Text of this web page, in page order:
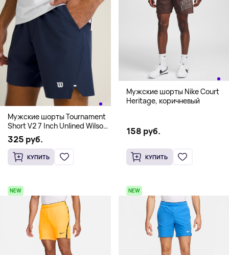
Мужские шорты Tournament
Short V2 7 Inch Unlined Wilson,
синий
325 руб.
КУПИТЬ
Мужские шорты Nike Court
Heritage, коричневый
158 руб.
КУПИТЬ
NEW NEW